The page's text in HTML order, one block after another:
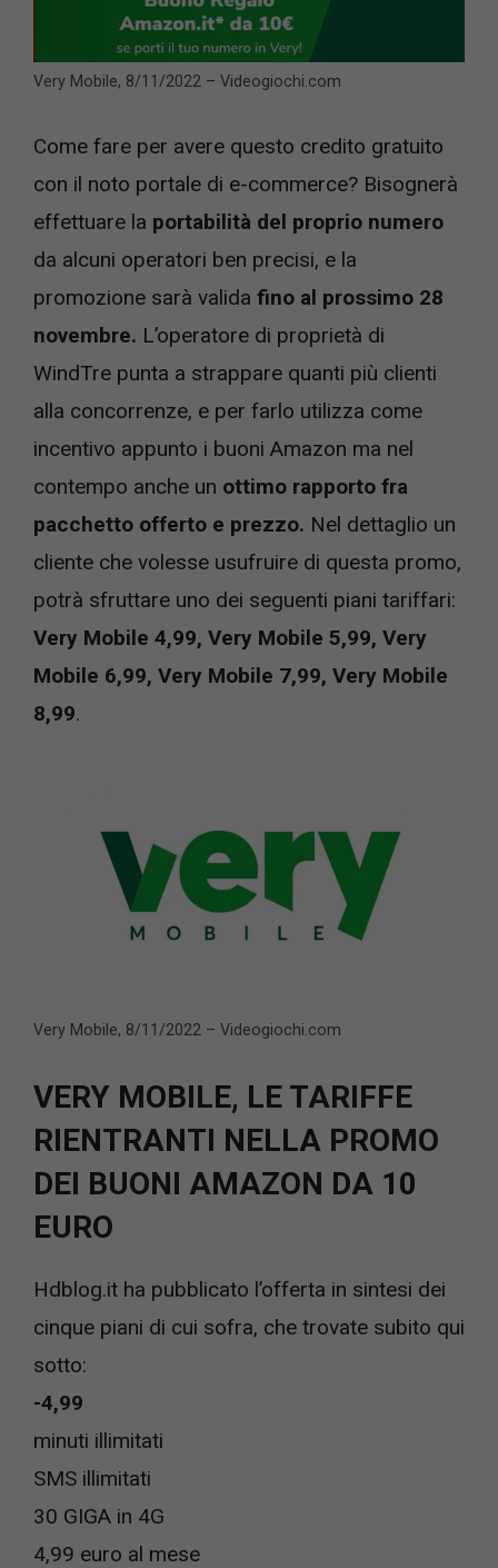
Very Mobile, 8/11/2022 – Videogiochi.com
Come fare per avere questo credito gratuito
con il noto portale di e-commerce? Bisognerà
effettuare la portabilità del proprio numero
da alcuni operatori ben precisi, e la
promozione sarà valida fino al prossimo 28
novembre. L’operatore di proprietà di
WindTre punta a strappare quanti più clienti
alla concorrenze, e per farlo utilizza come
incentivo appunto i buoni Amazon ma nel
contempo anche un ottimo rapporto fra
pacchetto offerto e prezzo. Nel dettaglio un
cliente che volesse usufruire di questa promo,
potrà sfruttare uno dei seguenti piani tariffari:
Very Mobile 4,99, Very Mobile 5,99, Very
Mobile 6,99, Very Mobile 7,99, Very Mobile
8,99.
Very Mobile, 8/11/2022 – Videogiochi.com
VERY MOBILE, LE TARIFFE
RIENTRANTI NELLA PROMO
DEI BUONI AMAZON DA 10
EURO
Hdblog.it ha pubblicato l’offerta in sintesi dei
cinque piani di cui sofra, che trovate subito qui
sotto:
-4,99
minuti illimitati
SMS illimitati
30 GIGA in 4G
4,99 euro al mese